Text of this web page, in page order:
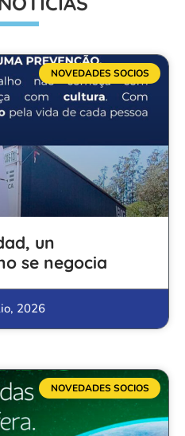
NOVEDADES SOCIOS
un
se negocia
2026
NOVEDADES SOCIOS